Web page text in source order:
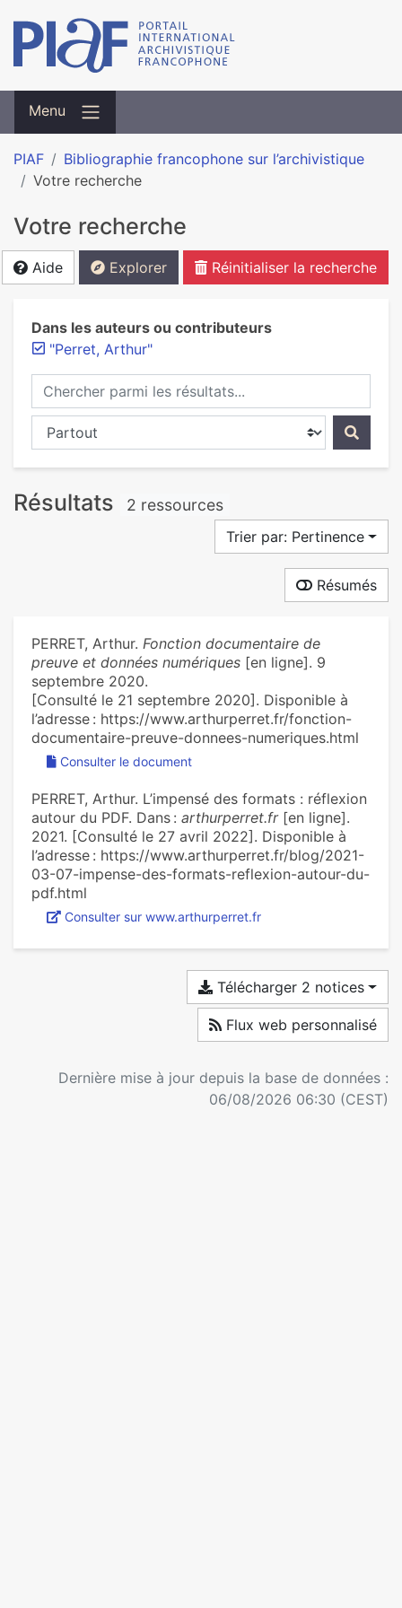
Menu
PIAF
Bibliographie francophone sur l’archivistique
Votre recherche
Votre recherche
Aide Explorer Réinitialiser la recherche
Dans les auteurs ou contributeurs
"Perret, Arthur"
Chercher parmi les résultats...
Chercher dans...
Résultats 2 ressources
Trier par: Pertinence
Résumés
PERRET, Arthur. Fonction documentaire de
preuve et données numériques [en ligne]. 9
septembre 2020.
[Consulté le 21 septembre 2020]. Disponible à
l’adresse : https://www.arthurperret.fr/fonction-
documentaire-preuve-donnees-numeriques.html
Consulter le document
PERRET, Arthur. L’impensé des formats : réflexion
autour du PDF. Dans : arthurperret.fr[en ligne].
2021. [Consulté le 27 avril 2022]. Disponible à
l’adresse : https://www.arthurperret.fr/blog/2021-
03-07-impense-des-formats-reflexion-autour-du-
pdf.html
Consulter sur www.arthurperret.fr
Télécharger 2 notices
Flux web personnalisé
Dernière mise à jour depuis la base de données :
06/08/2026 06:30 (CEST)